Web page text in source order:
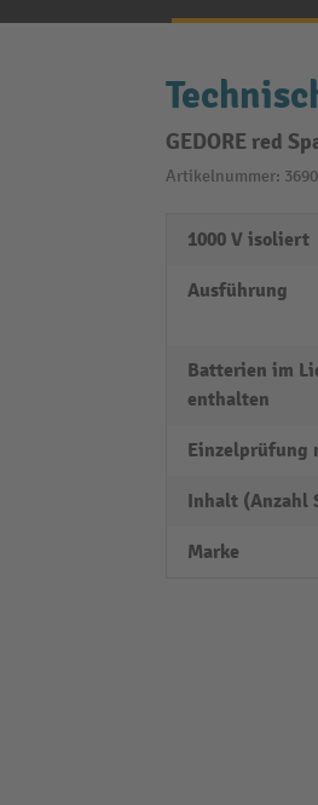
GEDORE red
Artikelnummer:
1000 V isoliert
Ausführung
Batterien im
enthalten
Einzelprüfung
Inhalt (Anzahl
Marke